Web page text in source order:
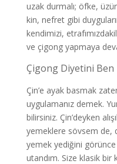
uzak durmalı; öfke,
kin, nefret gibi
kendimizi,
ve çigong yapmaya
Çigong Diyetini Ben
Çin’e ayak basmak
uygulamanız demek.
bilirsiniz. Çin’deyken
yemeklere sövsem de,
yemek yediğini
utandım. Size klasik bir